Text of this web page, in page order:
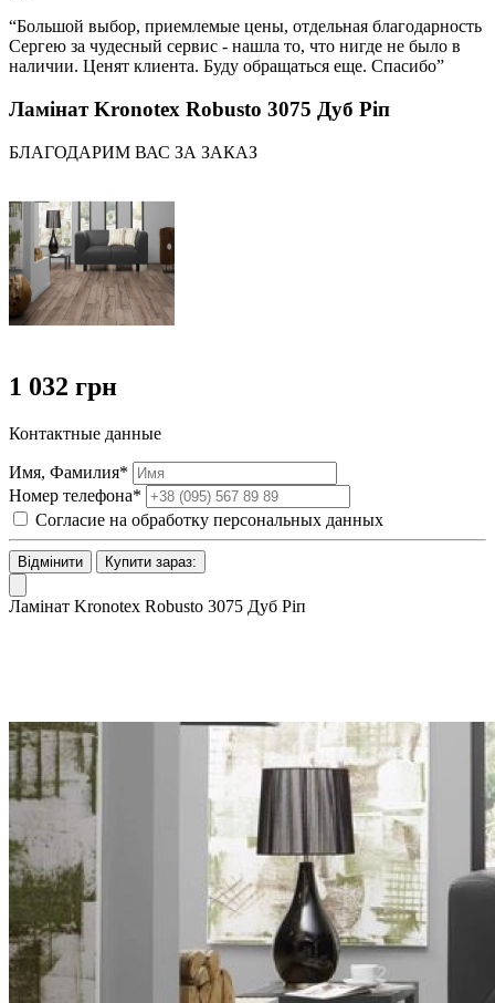
“Большой выбор, приемлемые цены, отдельная благодарность
Сергею за чудесный сервис - нашла то, что нигде не было в
наличии. Ценят клиента. Буду обращаться еще. Спасибо”
Ламінат Kronotex Robusto 3075 Дуб Ріп
БЛАГОДАРИМ ВАС ЗА ЗАКАЗ
1 032 грн
Контактные данные
Имя, Фамилия*
Номер телефона*
Согласие на обработку персональных данных
Відмінити Купити зараз:
Ламінат Kronotex Robusto 3075 Дуб Ріп